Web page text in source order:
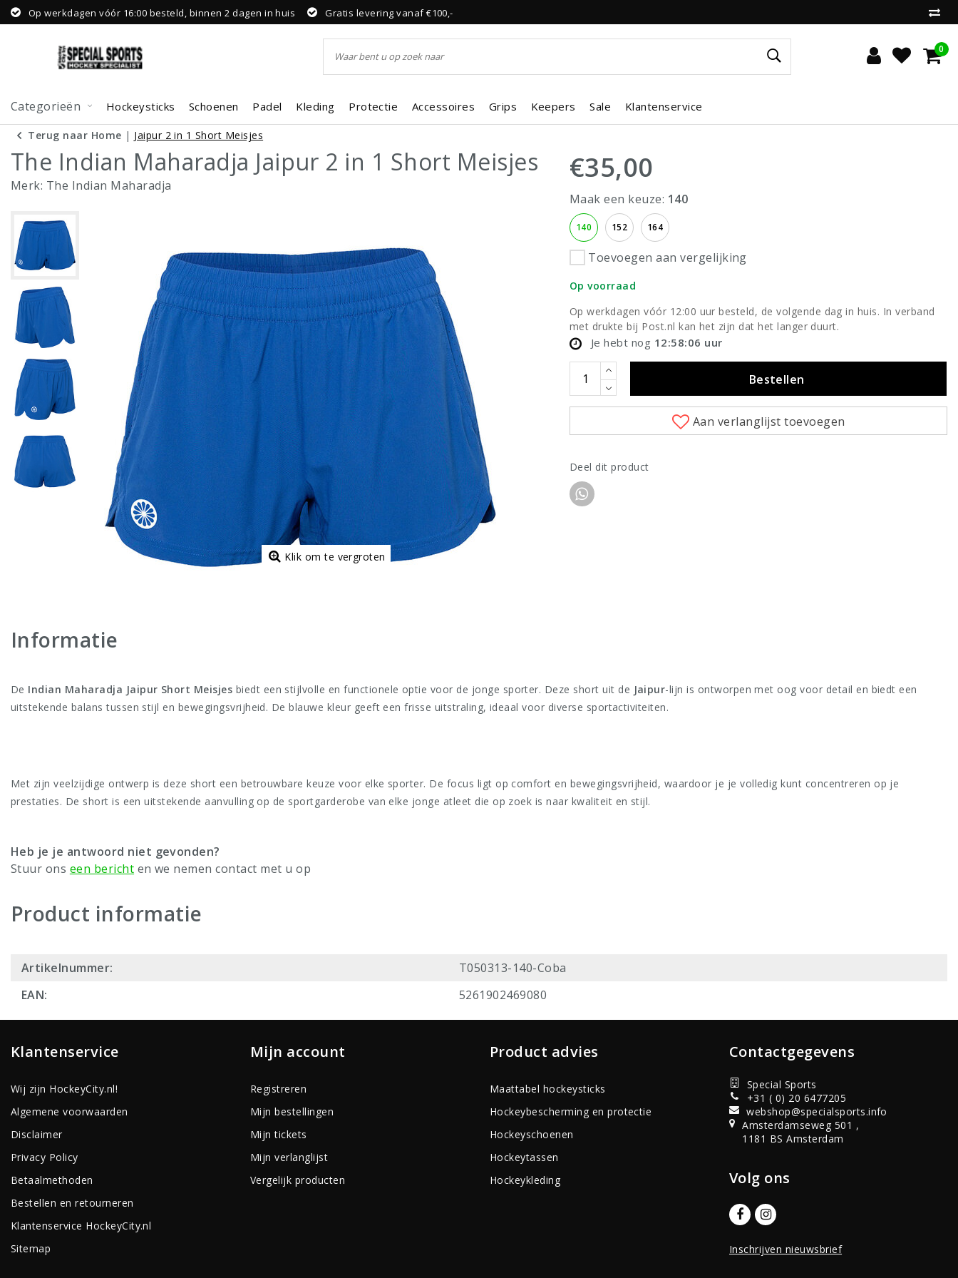
Op werkdagen vóór 16:00 besteld, binnen 2 dagen in huis Gratis levering vanaf €100,-
0
Categorieën Hockeysticks Schoenen Padel Kleding Protectie Accessoires Grips Keepers Sale Klantenservice
Terug naar Home | Jaipur 2 in 1 Short Meisjes
The Indian Maharadja Jaipur 2 in 1 Short Meisjes
Merk: The Indian Maharadja
Klik om te vergroten
€35,00
Maak een keuze: 140
140 152 164
Toevoegen aan vergelijking
Op voorraad
Op werkdagen vóór 12:00 uur besteld, de volgende dag in huis. In verband
met drukte bij Post.nl kan het zijn dat het langer duurt.
Je hebt nog 12:58:06 uur
Bestellen
Aan verlanglijst toevoegen
Deel dit product
Informatie
De Indian Maharadja Jaipur Short Meisjes biedt een stijlvolle en functionele optie voor de jonge sporter. Deze short uit de Jaipur-lijn is ontworpen met oog voor detail en biedt een
uitstekende balans tussen stijl en bewegingsvrijheid. De blauwe kleur geeft een frisse uitstraling, ideaal voor diverse sportactiviteiten.
Met zijn veelzijdige ontwerp is deze short een betrouwbare keuze voor elke sporter. De focus ligt op comfort en bewegingsvrijheid, waardoor je je volledig kunt concentreren op je
prestaties. De short is een uitstekende aanvulling op de sportgarderobe van elke jonge atleet die op zoek is naar kwaliteit en stijl.
Heb je je antwoord niet gevonden?
Stuur ons een bericht en we nemen contact met u op
Product informatie
Artikelnummer:
T050313-140-Coba
EAN:
5261902469080
Klantenservice
Wij zijn HockeyCity.nl!
Algemene voorwaarden
Disclaimer
Privacy Policy
Betaalmethoden
Bestellen en retourneren
Klantenservice HockeyCity.nl
Sitemap
Mijn account
Registreren
Mijn bestellingen
Mijn tickets
Mijn verlanglijst
Vergelijk producten
Product advies
Maattabel hockeysticks
Hockeybescherming en protectie
Hockeyschoenen
Hockeytassen
Hockeykleding
Contactgegevens
Special Sports
+31 ( 0) 20 6477205
webshop@specialsports.info
Amsterdamseweg 501 ,
1181 BS Amsterdam
Volg ons
Inschrijven nieuwsbrief